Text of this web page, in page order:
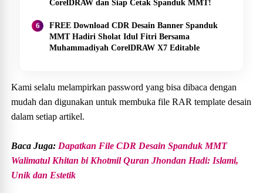
CorelDRAW dan Siap Cetak Spanduk MMT!
FREE Download CDR Desain Banner Spanduk
MMT Hadiri Sholat Idul Fitri Bersama
Muhammadiyah CorelDRAW X7 Editable
Kami selalu melampirkan password yang bisa dibaca dengan
mudah dan digunakan untuk membuka file RAR template desain
dalam setiap artikel.
Baca Juga: Dapatkan File CDR Desain Spanduk MMT
Walimatul Khitan bi Khotmil Quran Jhondan Hadi: Islami,
Unik dan Estetik